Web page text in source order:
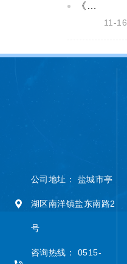
《盐城市安全生产条例》全文公布，自2020年12月1日起施行！
11-16
公司地址： 盐城市亭
湖区南洋镇盐东南路2
号
咨询热线： 0515-